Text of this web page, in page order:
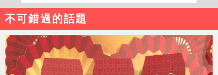
不可錯過的話題